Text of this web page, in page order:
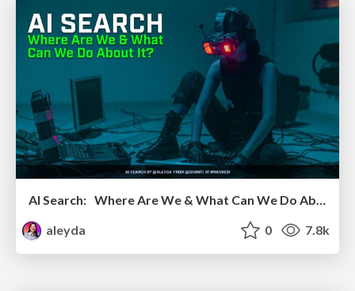
AI Search: Where Are We & What Can We Do About It?
aleyda
0 7.8k